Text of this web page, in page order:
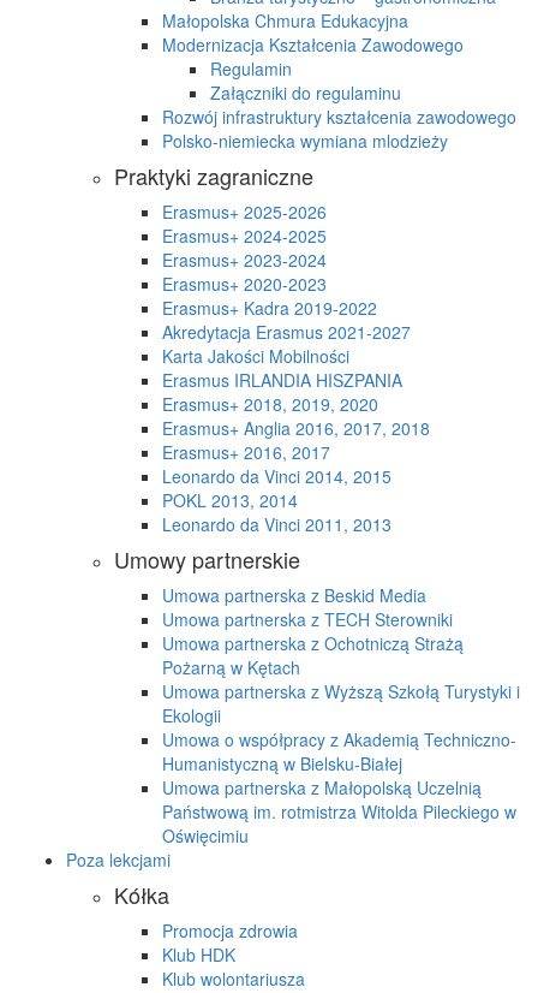
Małopolska Chmura Edukacyjna
Modernizacja Kształcenia Zawodowego
Regulamin
Załączniki do regulaminu
Rozwój infrastruktury kształcenia zawodowego
Polsko-niemiecka wymiana mlodzieży
Praktyki zagraniczne
Erasmus+ 2025-2026
Erasmus+ 2024-2025
Erasmus+ 2023-2024
Erasmus+ 2020-2023
Erasmus+ Kadra 2019-2022
Akredytacja Erasmus 2021-2027
Karta Jakości Mobilności
Erasmus IRLANDIA HISZPANIA
Erasmus+ 2018, 2019, 2020
Erasmus+ Anglia 2016, 2017, 2018
Erasmus+ 2016, 2017
Leonardo da Vinci 2014, 2015
POKL 2013, 2014
Leonardo da Vinci 2011, 2013
Umowy partnerskie
Umowa partnerska z Beskid Media
Umowa partnerska z TECH Sterowniki
Umowa partnerska z Ochotniczą Strażą
Pożarną w Kętach
Umowa partnerska z Wyższą Szkołą Turystyki i
Ekologii
Umowa o współpracy z Akademią Techniczno-
Humanistyczną w Bielsku-Białej
Umowa partnerska z Małopolską Uczelnią
Państwową im. rotmistrza Witolda Pileckiego w
Oświęcimiu
Poza lekcjami
Kółka
Promocja zdrowia
Klub HDK
Klub wolontariusza